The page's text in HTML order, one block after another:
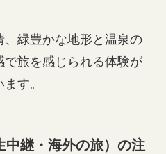
緑豊かな地形と温泉の
で旅を感じられる体験が
す。
中継・海外の旅）の注